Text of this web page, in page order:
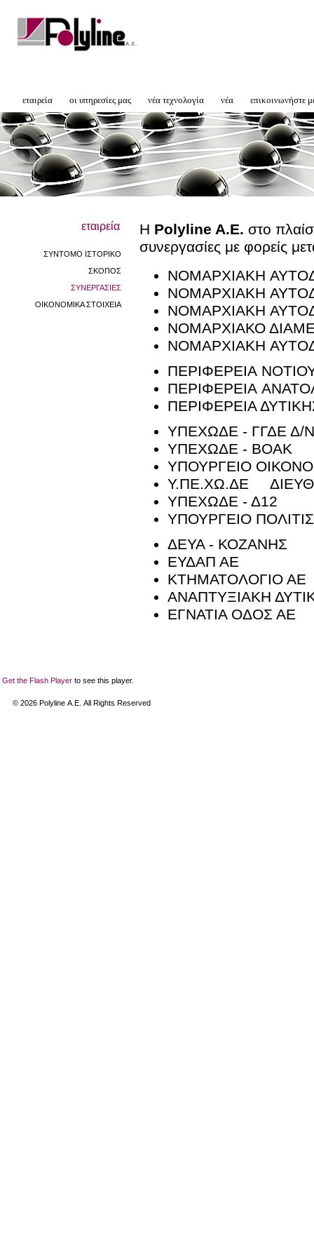
εταιρεία οι υπηρεσίες μας νέα τεχνολογία νέα επικοινωνήστε
εταιρεία
ΣΥΝΤΟΜΟ ΙΣΤΟΡΙΚΟ
ΣΚΟΠΟΣ
ΣΥΝΕΡΓΑΣΙΕΣ
ΟΙΚΟΝΟΜΙΚΑ ΣΤΟΙΧΕΙΑ
Η Polyline A.E. στο
συνεργασίες με φορείς
ΝΟΜΑΡΧΙΑΚΗ
ΝΟΜΑΡΧΙΑΚΗ
ΝΟΜΑΡΧΙΑΚΗ
ΝΟΜΑΡΧΙΑΚΟ
ΝΟΜΑΡΧΙΑΚΗ
ΠΕΡΙΦΕΡΕΙΑ
ΠΕΡΙΦΕΡΕΙΑ
ΠΕΡΙΦΕΡΕΙΑ
ΥΠΕΧΩΔΕ - ΓΓΔΕ Δ/
ΥΠΕΧΩΔΕ - ΒΟΑΚ
ΥΠΟΥΡΓΕΙΟ
Υ.ΠΕ.ΧΩ.ΔΕ
ΥΠΕΧΩΔΕ - Δ12
ΥΠΟΥΡΓΕΙΟ
ΔΕΥΑ - ΚΟΖΑΝΗΣ
ΕΥΔΑΠ ΑΕ
ΚΤΗΜΑΤΟΛΟΓΙΟ ΑΕ
ΑΝΑΠΤΥΞΙΑΚΗ
ΕΓΝΑΤΙΑ ΟΔΟΣ ΑΕ
Get the Flash Player to see this player.
© 2026 Polyline Α.Ε. All Rights Reserved